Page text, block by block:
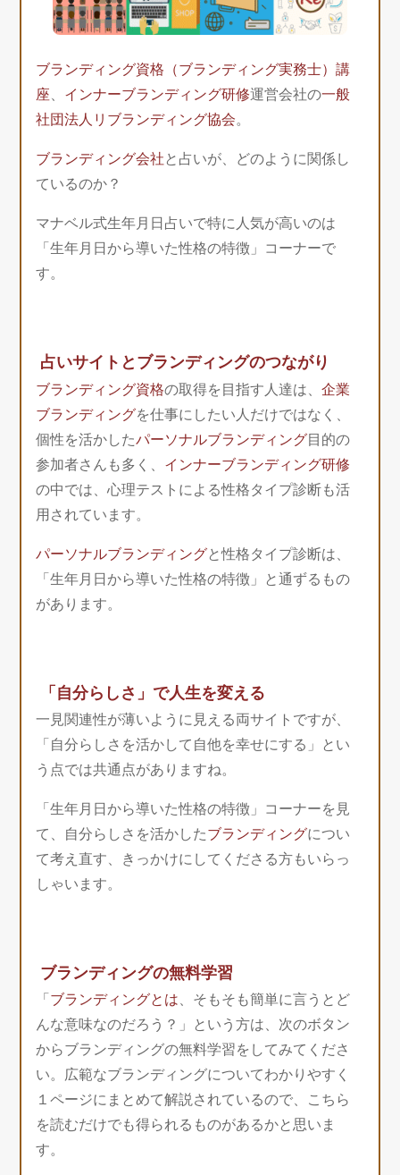
ブランディング資格（ブランディング実務士）講
座、 インナーブランディング研修運営会社の一般
社団法人リブランディング協会。
ブランディング会社 と占いが、どのように関係し
ているのか？
マナベル式生年月日占いで特に人気が高いのは
「生年月日から導いた性格の特徴」コーナーで
す。
占いサイトとブランディングのつながり
ブランディング資格の取得を目指す人達は、企業
ブランディングを仕事にしたい人だけではなく、
個性を活かしたパーソナルブランディング目的の
参加者さんも多く、 インナーブランディング研修
の中では、心理テストによる性格タイプ診断も活
用されています。
パーソナルブランディングと性格タイプ診断は、
「生年月日から導いた性格の特徴」と通ずるもの
があります。
「自分らしさ」で人生を変える
一見関連性が薄いように見える両サイトですが、
「自分らしさを活かして自他を幸せにする」とい
う点では共通点がありますね。
「生年月日から導いた性格の特徴」コーナーを見
て、自分らしさを活かしたブランディングについ
て考え直す、きっかけにしてくださる方もいらっ
しゃいます。
ブランディングの無料学習
「ブランディングとは、そもそも簡単に言うとど
んな意味なのだろう？」という方は、次のボタン
からブランディングの無料学習をしてみてくださ
い。広範なブランディングについてわかりやすく
１ページにまとめて解説されているので、こちら
を読むだけでも得られるものがあるかと思いま
す。